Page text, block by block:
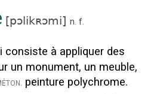
[pɔlikʀɔmi] n. f.
consiste à appliquer des
un monument, un meuble,
peinture polychrome.